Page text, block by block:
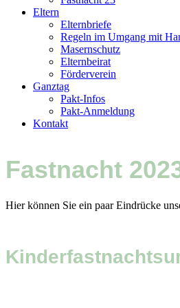
Eltern
Elternbriefe
Regeln im Umgang mit
Masernschutz
Elternbeirat
Förderverein
Ganztag
Pakt-Infos
Pakt-Anmeldung
Kontakt
Fastnacht
Hier können Sie ein paar Eindrücke